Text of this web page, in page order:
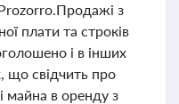
з
плати та строків
і в інших
що свідчить про
майна в оренду з